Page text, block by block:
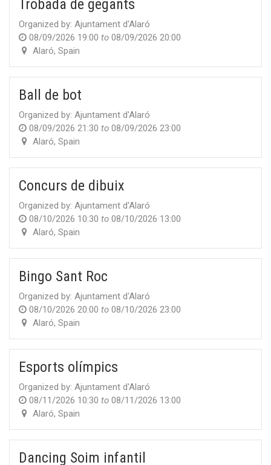
Trobada de gegants
Organized by: Ajuntament d'Alaró
08/09/2026 19:00 to 08/09/2026 20:00
Alaró,Spain
Ball de bot
Organized by: Ajuntament d'Alaró
08/09/2026 21:30 to 08/09/2026 23:00
Alaró,Spain
Concurs de dibuix
Organized by: Ajuntament d'Alaró
08/10/2026 10:30 to 08/10/2026 13:00
Alaró,Spain
Bingo Sant Roc
Organized by: Ajuntament d'Alaró
08/10/2026 20:00 to 08/10/2026 23:00
Alaró,Spain
Esports olímpics
Organized by: Ajuntament d'Alaró
08/11/2026 10:30 to 08/11/2026 13:00
Alaró,Spain
Dancing Soim infantil